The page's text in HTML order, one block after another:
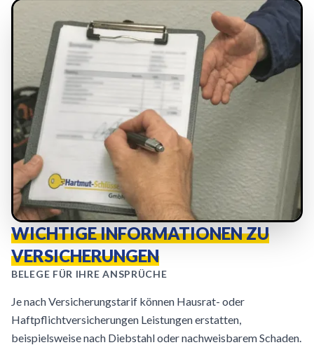
WICHTIGE INFORMATIONEN ZU
VERSICHERUNGEN
BELEGE FÜR IHRE ANSPRÜCHE
Je nach Versicherungstarif können Hausrat- oder
Haftpflichtversicherungen Leistungen erstatten,
beispielsweise nach Diebstahl oder nachweisbarem Schaden.